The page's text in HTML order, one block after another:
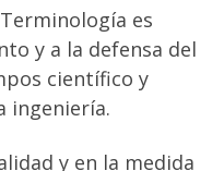
es
y a la defensa del
científico y
ingeniería.
y en la medida